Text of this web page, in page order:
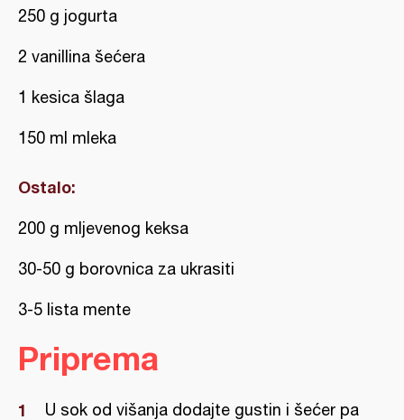
250 g jogurta
2 vanillina šećera
1 kesica šlaga
150 ml mleka
Ostalo:
200 g mljevenog keksa
30-50 g borovnica za ukrasiti
3-5 lista mente
Priprema
U sok od višanja dodajte gustin i šećer pa